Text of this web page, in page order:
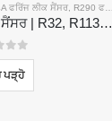
ਨੂੰ ਸੈਂਸਰ
ਫਰਿੱਜ ਲੀਕ ਸੈਂਸਰ, R290 ਫਰਿੱਜ ਲੀਕ ਸੈਂਸਰ
MP510 ਸੀ ਫਰਿੱਜ ਗੈਸ ਸੈਂਸਰ | R32, R1134a, R410A, R410A, R410A, REN190 ਲਈ ਉੱਚ-ਸੰਵੇਦਨਸ਼ੀਲਤਾ Freon Leak ਖੋਜ
ਪੜ੍ਹੋ